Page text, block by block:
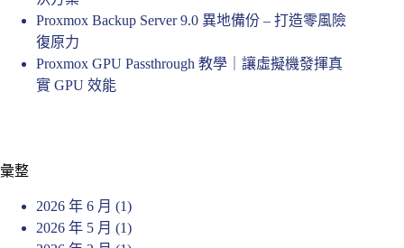
Proxmox Backup Server 9.0 異地備份 – 打造零風險
復原力
Proxmox GPU Passthrough 教學｜讓虛擬機發揮真
實 GPU 效能
彙整
2026 年 6 月 (1)
2026 年 5 月 (1)